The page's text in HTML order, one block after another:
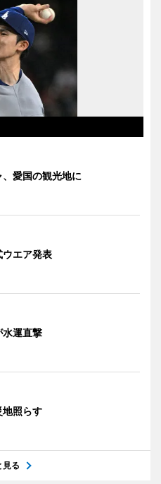
、愛国の観光地に
ウエア発表
水運直撃
地照らす
見る